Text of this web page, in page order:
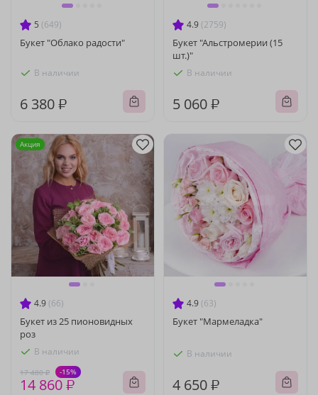
5 (649)
Букет "Облако радости"
В наличии
6 380 ₽
4.9 (2759)
Букет "Альстромерии (15
шт.)"
В наличии
5 060 ₽
4.9 (66)
Букет из 25 пионовидных
роз
В наличии
17 480 ₽ -15%
14 860 ₽
Акция
4.9 (63)
Букет "Мармеладка"
В наличии
4 650 ₽